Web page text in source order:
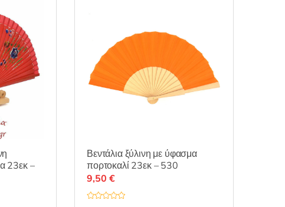
23εκ –
Βεντάλια ξύλινη με ύφασμα
πορτοκαλί 23εκ – 530
9,50 €